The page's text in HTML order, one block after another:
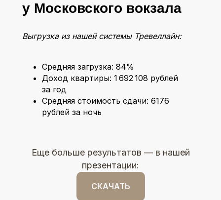
у Московского вокзала
Выгрузка из нашей системы Тревеллайн:
Средняя загрузка: 84%
Доход квартиры: 1 692 108 рублей
за год
Средняя стоимость сдачи: 6176
рублей за ночь
Еще больше результатов — в нашей
презентации:
СКАЧАТЬ